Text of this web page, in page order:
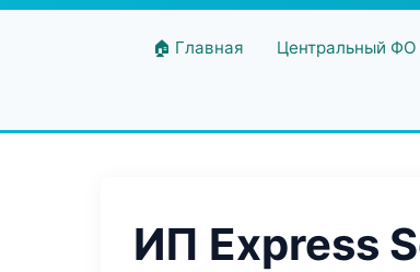
🏠 Главная Центральный ФО
ИП Express